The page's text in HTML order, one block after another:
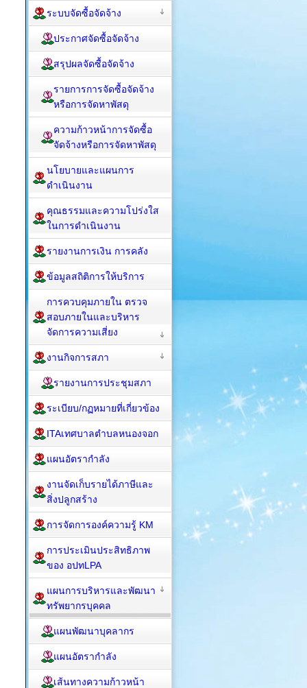
ระบบจัดซื้อจัดจ้าง
ประกาศจัดซื้อจัดจ้าง
สรุปผลจัดซื้อจัดจ้าง
รายการการจัดซื้อจัดจ้าง
หรือการจัดหาพัสดุ
ความก้าวหน้าการจัดซื้อ
จัดจ้างหรือการจัดหาพัสดุ
นโยบายและแผนการ
ดำเนินงาน
คุณธรรมและความโปร่งใส
ในการดำเนินงาน
รายงานการเงิน การคลัง
ข้อมูลสถิติการให้บริการ
การควบคุมภายใน ตรวจ
สอบภายในและบริหาร
จัดการความเสี่ยง
งานกิจการสภา
รายงานการประชุมสภา
ระเบียบ/กฏหมายที่เกี่ยวข้อง
ITAเทศบาลตำบลหนองจอก
แผนอัตรากำลัง
งานจัดเก็บรายได้ภาษีและ
สิ่งปลูกสร้าง
การจัดการองค์ความรู้ KM
การประเมินประสิทธิภาพ
ของ อปทLPA
แผนการบริหารและพัฒนา
ทรัพยากรบุคคล
แผนพัฒนาบุคลากร
แผนอัตรากำลัง
เส้นทางความก้าวหน้า